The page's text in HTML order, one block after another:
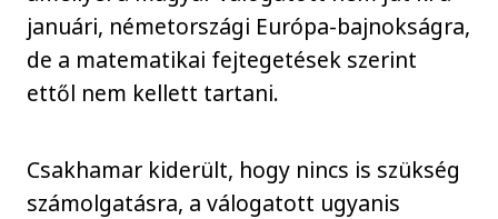
januári, németországi Európa-bajnokságra,
de a matematikai fejtegetések szerint
ettől nem kellett tartani.
Csakhamar kiderült, hogy nincs is szükség
számolgatásra, a válogatott ugyanis